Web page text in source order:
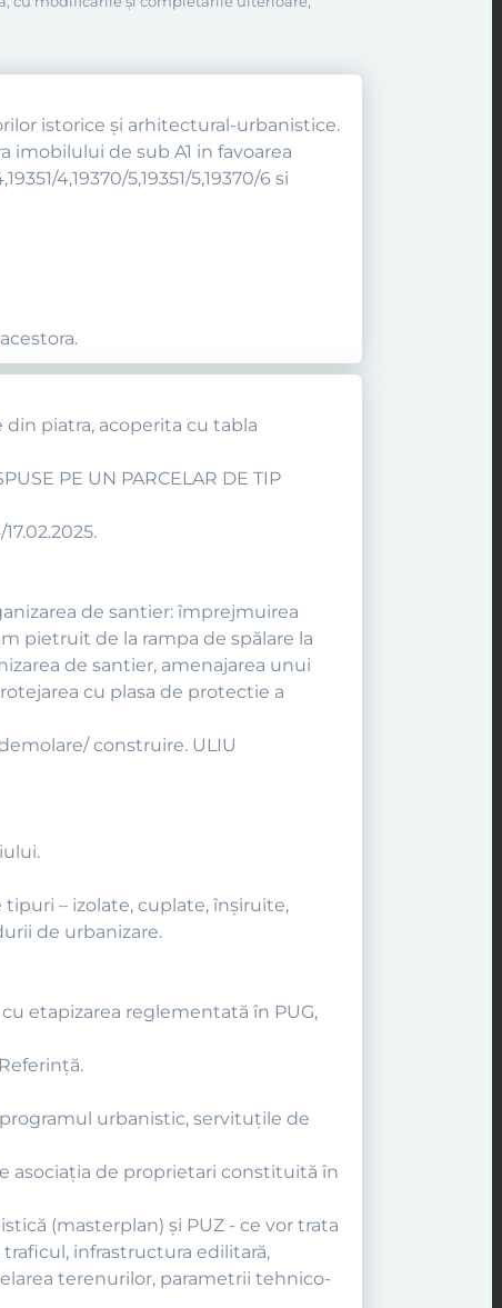
istorice şi arhitectural-urbanistice.
de sub A1 in favoarea
4,19370/5,19351/5,19370/6 si
piatra, acoperita cu tabla
PE UN PARCELAR DE TIP
de santier: împrejmuirea
pietruit de la rampa de spălare la
de santier, amenajarea unui
cu plasa de protectie a
construire. ULIU
– izolate, cuplate, înşiruite,
de urbanizare.
etapizarea reglementată în PUG,
urbanistic, servituţile de
asociaţia de proprietari constituită în
(masterplan) şi PUZ - ce vor trata
infrastructura edilitară,
terenurilor, parametrii tehnico-